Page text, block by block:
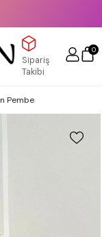
Sipariş
Takibi
0
Pembe